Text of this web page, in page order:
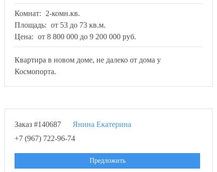
Комнат:
2-комн.кв.
Площадь: от 53 до 73 кв.м.
Цена: от 8 800 000 до 9 200 000 руб.
Квартира в новом доме, не далеко от дома у
Космопорта.
Заказ #140687
Янина Екатерина
+7 (967) 722-96-74
Предложить